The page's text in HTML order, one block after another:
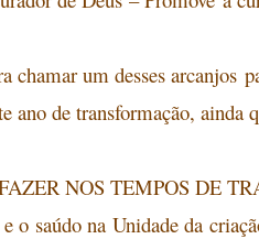
chamar um desses arcanjos
ano de transformação, ainda
NOS TEMPOS DE
o saúdo na Unidade da